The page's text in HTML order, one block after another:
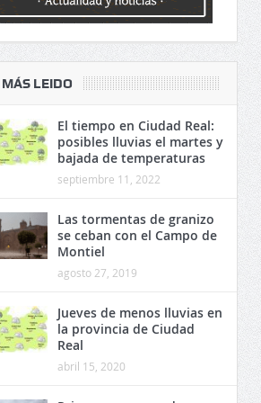
LEIDO
El tiempo en Ciudad Real:
posibles lluvias el martes y
bajada de temperaturas
septiembre 11, 2022
Las tormentas de granizo
se ceban con el Campo de
Montiel
agosto 27, 2019
Jueves de menos lluvias en
la provincia de Ciudad
Real
abril 15, 2020